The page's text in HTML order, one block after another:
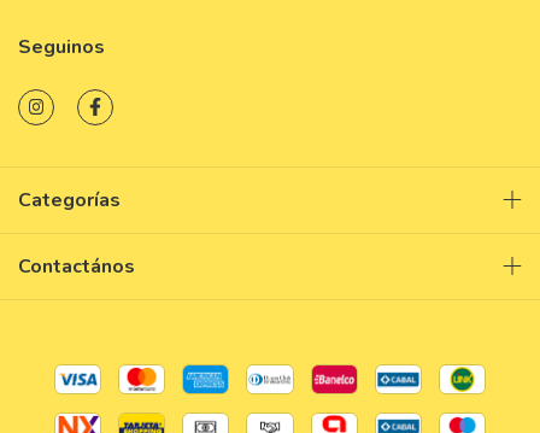
Seguinos
Categorías
Contactános